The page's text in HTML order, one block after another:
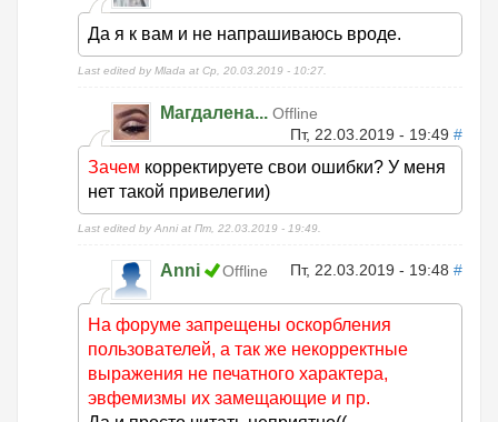
Да я к вам и не напрашиваюсь вроде.
Last edited by Mlada at Ср, 20.03.2019 - 10:27.
Магдалена... Offline
Пт, 22.03.2019 - 19:49 #
Зачем корректируете свои ошибки? У меня
нет такой привелегии)
Last edited by Anni at Пт, 22.03.2019 - 19:49.
Anni Offline Пт, 22.03.2019 - 19:48 #
На форуме запрещены оскорбления
пользователей, а так же некорректные
выражения не печатного характера,
эвфемизмы их замещающие и пр.